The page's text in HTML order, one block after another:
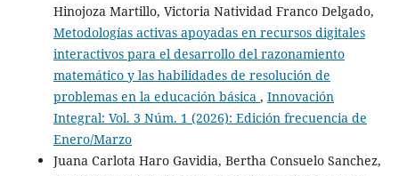
Hinojoza Martillo, Victoria Natividad Franco Delgado,
Metodologías activas apoyadas en recursos digitales
interactivos para el desarrollo del razonamiento
matemático y las habilidades de resolución de
problemas en la educación básica , Innovación
Integral: Vol. 3 Núm. 1 (2026): Edición frecuencia de
Enero/Marzo
Juana Carlota Haro Gavidia, Bertha Consuelo Sanchez,